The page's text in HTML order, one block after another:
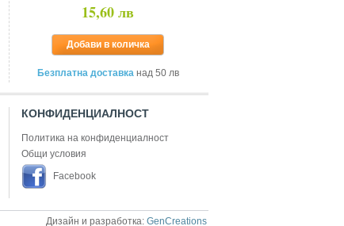
15,60 лв
Добави в количка
Безплатна доставка над 50 лв
КОНФИДЕНЦИАЛНОСТ
Политика на конфиденциалност
Общи условия
Facebook
Дизайн и разработка: GenCreations